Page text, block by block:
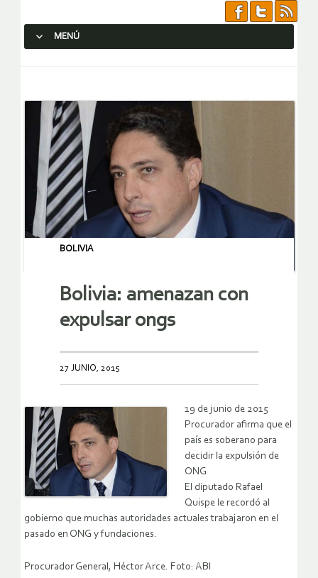
MENÚ
BOLIVIA
Bolivia: amenazan con
expulsar ongs
27 JUNIO, 2015
19 de junio de 2015
Procurador afirma que el
país es soberano para
decidir la expulsión de
ONG
El diputado Rafael
Quispe le recordó al
gobierno que muchas autoridades actuales trabajaron en el
pasado en ONG y fundaciones.
Procurador General, Héctor Arce. Foto: ABI